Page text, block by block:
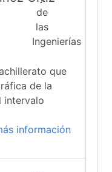
que
de la
intervalo
información